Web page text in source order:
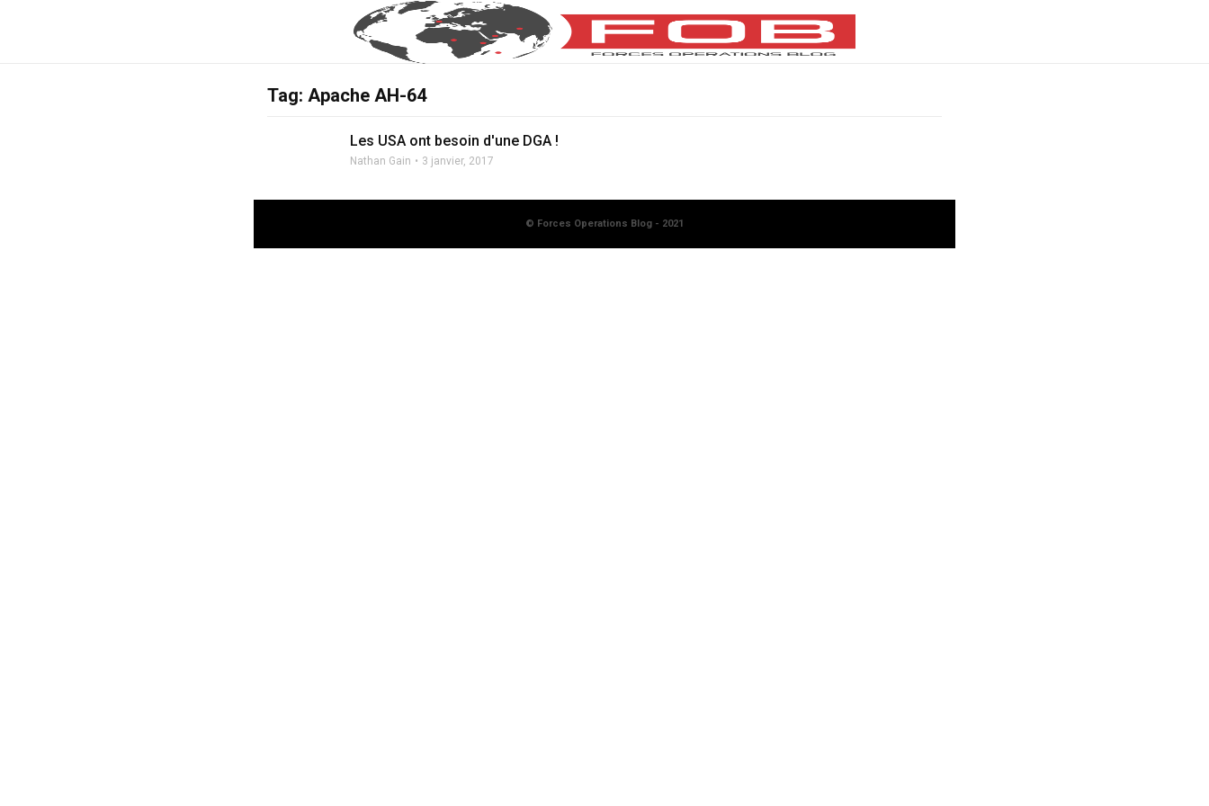
Tag: Apache AH-64
Les USA ont besoin d'une DGA !
Nathan Gain 3 janvier, 2017
© Forces Operations Blog - 2021